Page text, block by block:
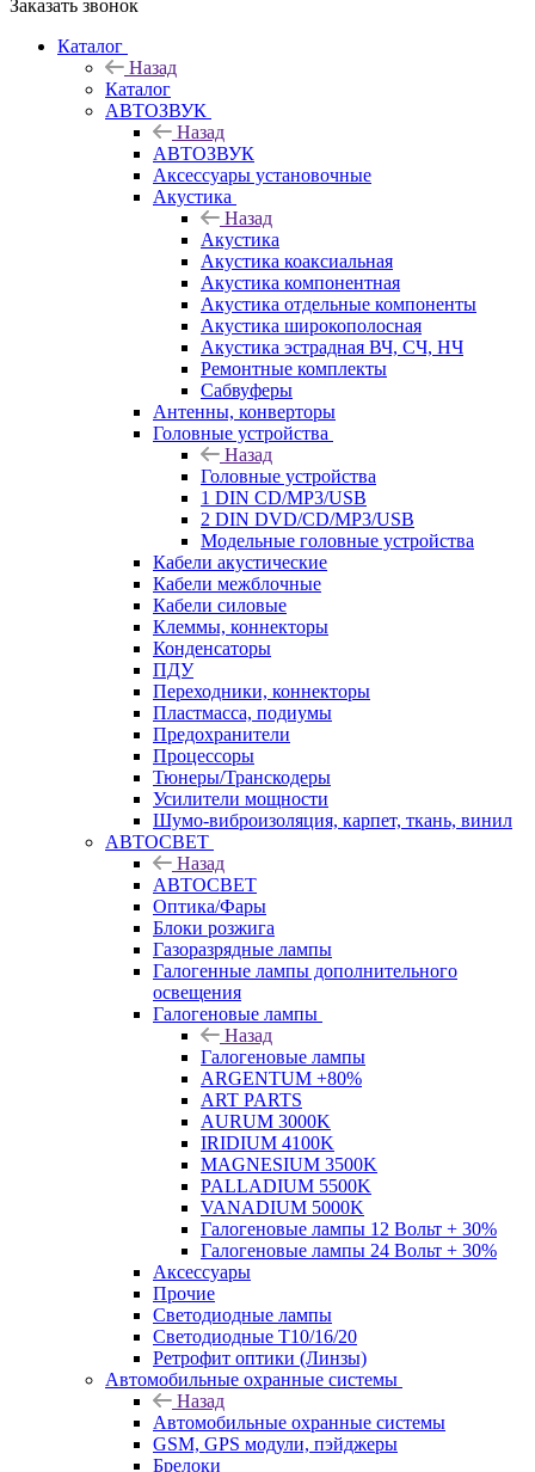
Заказать звонок
Каталог
Назад
Каталог
АВТОЗВУК
Назад
АВТОЗВУК
Аксессуары установочные
Акустика
Назад
Акустика
Акустика коаксиальная
Акустика компонентная
Акустика отдельные компоненты
Акустика широкополосная
Акустика эстрадная ВЧ, СЧ, НЧ
Ремонтные комплекты
Сабвуферы
Антенны, конверторы
Головные устройства
Назад
Головные устройства
1 DIN CD/MP3/USB
2 DIN DVD/CD/MP3/USB
Модельные головные устройства
Кабели акустические
Кабели межблочные
Кабели силовые
Клеммы, коннекторы
Конденсаторы
ПДУ
Переходники, коннекторы
Пластмасса, подиумы
Предохранители
Процессоры
Тюнеры/Транскодеры
Усилители мощности
Шумо-виброизоляция, карпет, ткань, винил
АВТОСВЕТ
Назад
АВТОСВЕТ
Оптика/Фары
Блоки розжига
Газоразрядные лампы
Галогенные лампы дополнительного
освещения
Галогеновые лампы
Назад
Галогеновые лампы
ARGENTUM +80%
ART PARTS
AURUM 3000K
IRIDIUM 4100K
MAGNESIUM 3500K
PALLADIUM 5500K
VANADIUM 5000K
Галогеновые лампы 12 Вольт + 30%
Галогеновые лампы 24 Вольт + 30%
Аксессуары
Прочие
Светодиодные лампы
Светодиодные Т10/16/20
Ретрофит оптики (Линзы)
Автомобильные охранные системы
Назад
Автомобильные охранные системы
GSM, GPS модули, пэйджеры
Брелоки